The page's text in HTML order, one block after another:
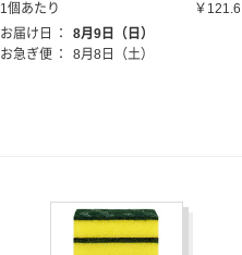
1個あたり
￥121.6
お届け日
：
8月9日（日）
お急ぎ便 ： 8月8日（土）